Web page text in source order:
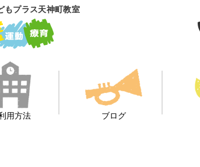
もプラス天神町教室
用方法 ブログ